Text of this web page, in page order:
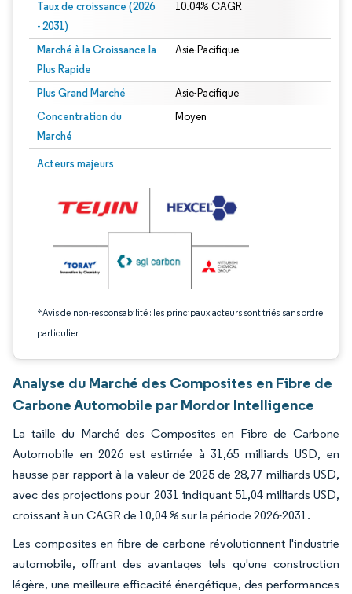
Taux de croissance (2026
- 2031)
10.04% CAGR
Marché à la Croissance la
Plus Rapide
Asie-Pacifique
Plus Grand Marché Asie-Pacifique
Concentration du
Marché
Moyen
Acteurs majeurs
*Avis de non-responsabilité : les principaux acteurs sont triés sans ordre
particulier
Image © Mordor Intelligence. La réutilisation nécessite une attribution sous CC
Analyse du Marché des Composites en Fibre de
Carbone Automobile par Mordor Intelligence
La taille du Marché des Composites en Fibre de Carbone
Automobile en 2026 est estimée à 31,65 milliards USD, en
hausse par rapport à la valeur de 2025 de 28,77 milliards USD,
avec des projections pour 2031 indiquant 51,04 milliards USD,
croissant à un CAGR de 10,04 % sur la période 2026-2031.
Les composites en fibre de carbone révolutionnent l'industrie
automobile, offrant des avantages tels qu'une construction
légère, une meilleure efficacité énergétique, des performances